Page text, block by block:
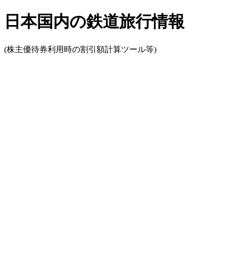
日本国内の鉄道旅行情報
(株主優待券利用時の割引額計算ツール等)